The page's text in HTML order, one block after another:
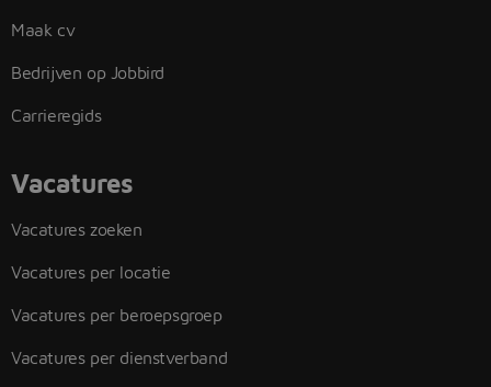
Maak cv
Bedrijven op Jobbird
Carrieregids
Vacatures
Vacatures zoeken
Vacatures per locatie
Vacatures per beroepsgroep
Vacatures per dienstverband